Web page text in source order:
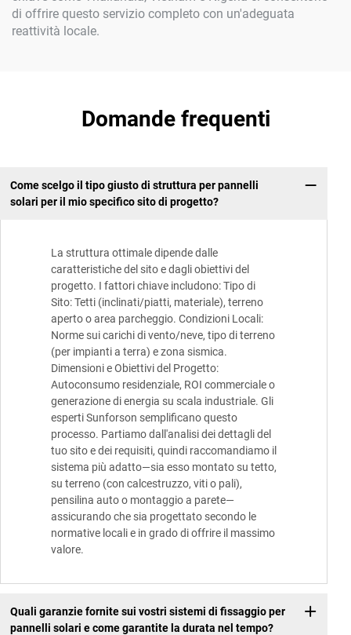
di offrire questo servizio completo con un'adeguata
reattività locale.
Domande frequenti
Come scelgo il tipo giusto di struttura per pannelli
solari per il mio specifico sito di progetto?
La struttura ottimale dipende dalle
caratteristiche del sito e dagli obiettivi del
progetto. I fattori chiave includono: Tipo di
Sito: Tetti (inclinati/piatti, materiale), terreno
aperto o area parcheggio. Condizioni Locali:
Norme sui carichi di vento/neve, tipo di terreno
(per impianti a terra) e zona sismica.
Dimensioni e Obiettivi del Progetto:
Autoconsumo residenziale, ROI commerciale o
generazione di energia su scala industriale. Gli
esperti Sunforson semplificano questo
processo. Partiamo dall'analisi dei dettagli del
tuo sito e dei requisiti, quindi raccomandiamo il
sistema più adatto—sia esso montato su tetto,
su terreno (con calcestruzzo, viti o pali),
pensilina auto o montaggio a parete—
assicurando che sia progettato secondo le
normative locali e in grado di offrire il massimo
valore.
Quali garanzie fornite sui vostri sistemi di fissaggio per
pannelli solari e come garantite la durata nel tempo?